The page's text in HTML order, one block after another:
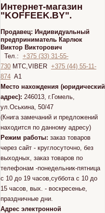
Интернет-магазин
"KOFFEEK.BY".
Продавец: Индивидуальный
предприниматель Карлюк
Виктор Викторович
Тел.: +375 (33) 31-55-
730 МТС,VIBER +375 (44) 55-11-
874 A1
Место нахождения (юридический
адрес): 246013, г.Гомель,
ул.Оськина, 50/47
(Книга замечаний и предложений
находится по данному адресу)
Режим работы: заказ товаров
через сайт - круглосуточно, без
выходных, заказ товаров по
телефонам -понедельник-пятница
с 10 до 19 часов,суббота с 10 до
15 часов, вых. - воскресенье,
праздничные дни.
Адрес электронной